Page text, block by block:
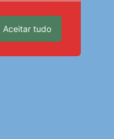
Aceitar tudo